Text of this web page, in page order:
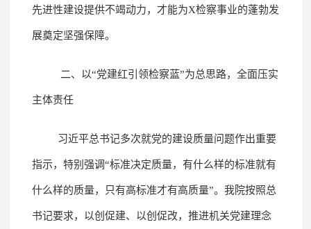
先进性建设提供不竭动力，才能为X检察事业的蓬勃发
展奠定坚强保障。
二、以“党建红引领检察蓝”为总思路，全面压实
主体责任
习近平总书记多次就党的建设质量问题作出重要
指示，特别强调“标准决定质量，有什么样的标准就有
什么样的质量，只有高标准才有高质量”。我院按照总
书记要求，以创促建、以创促改，推进机关党建理念